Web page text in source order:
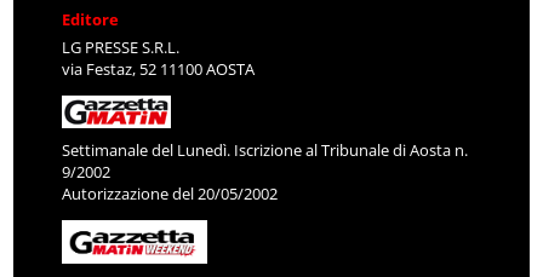
Editore
LG PRESSE S.R.L.
via Festaz, 52 11100 AOSTA
Settimanale del Lunedì. Iscrizione al Tribunale di Aosta n.
9/2002
Autorizzazione del 20/05/2002